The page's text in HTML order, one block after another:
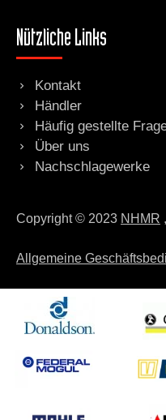
Nützliche Links
Kontakt
Händler
Häufig gestellte
Über uns
Nachschlagewerke
Copyright © 2023 NHMR
Allgemeine